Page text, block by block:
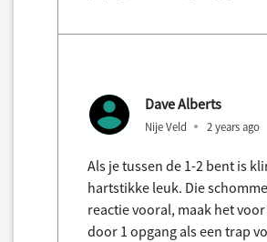
Dave Alberts
Nije Veld 2 years ago
Als je tussen de 1-2 bent is
hartstikke leuk. Die
reactie vooral, maak het
door 1 opgang als een trap